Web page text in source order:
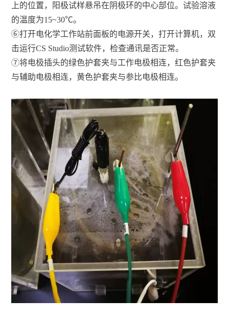
上的位置，阳极试样悬吊在阴极环的中心部位。试验溶液
的温度为15~30℃。
⑥打开电化学工作站前面板的电源开关，打开计算机，双
击运行CS Studio测试软件，检查通讯是否正常。
⑦将电极插头的绿色护套夹与工作电极相连，红色护套夹
与辅助电极相连，黄色护套夹与参比电极相连。